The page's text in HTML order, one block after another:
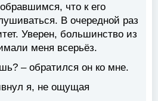
что к его
В очередной раз
Уверен, большинство из
меня всерьёз.
– обратился он ко мне.
я, не ощущая